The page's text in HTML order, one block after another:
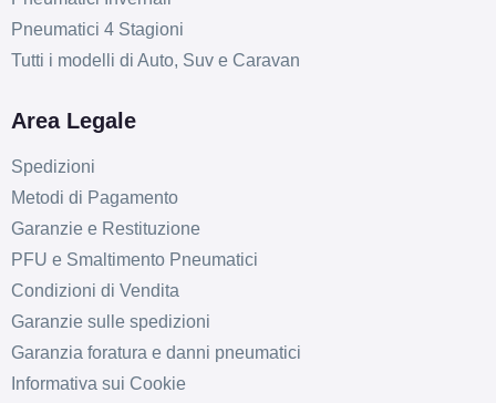
Pneumatici 4 Stagioni
Tutti i modelli di Auto, Suv e Caravan
Area Legale
Spedizioni
Metodi di Pagamento
Garanzie e Restituzione
PFU e Smaltimento Pneumatici
Condizioni di Vendita
Garanzie sulle spedizioni
Garanzia foratura e danni pneumatici
Informativa sui Cookie